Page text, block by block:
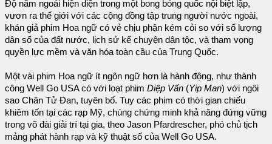
Độ năm ngoái hiện diện trong một bong bóng quốc nội biệt lập,
vươn ra thế giới với các cộng đồng tập trung người nước ngoài,
khán giả phim Hoa ngữ có vẻ chịu phận kém cỏi so với số lượng
dân số của đất nước, lịch sử kể chuyện dân tộc, và tham vọng
quyền lực mềm và văn hóa toàn cầu của Trung Quốc.
Một vài phim Hoa ngữ ít ngôn ngữ hơn là hành động, như thành
công Well Go USA có với loạt phim Diệp Vấn (Yip Man) với ngôi
sao Chân Tử Đan, tuyên bố. Tuy các phim có thời gian chiếu
khiêm tốn tại các rạp Mỹ, chúng chứng minh khả năng đứng vững
trong võ đài giải trí tại gia, theo Jason Pfardrescher, phó chủ tịch
mảng phát hành rạp và kỹ thuật số của Well Go USA.